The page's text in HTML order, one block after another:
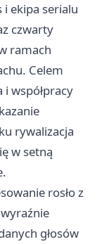
i ekipa serialu
czwarty
ramach
Celem
współpracy
rywalizacja
w setną
rosło z
głosów